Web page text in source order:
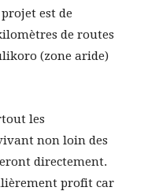
projet est de
de routes
(zone aride)
les
non loin des
directement.
profit car